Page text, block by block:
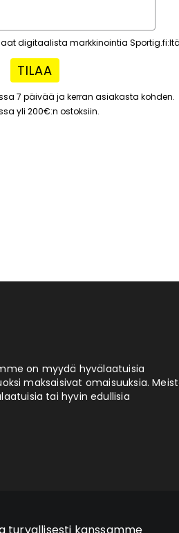
digitaalista markkinointia
TILAA
7 päivää ja kerran asiakasta kohden.
yli 200€:n ostoksiin.
on myydä hyvälaatuisia
maksaisivat omaisuuksia.
tai hyvin edullisia